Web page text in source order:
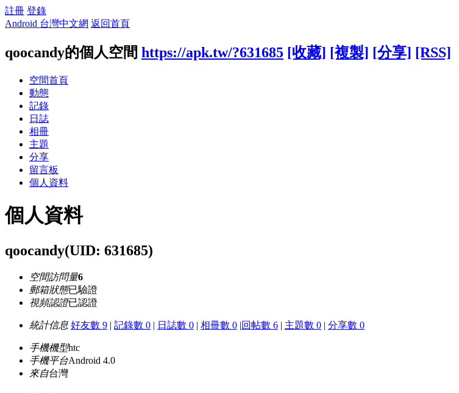
註冊 登錄
Android 台灣中文網 返回首頁
qoocandy的個人空間 https://apk.tw/?631685 [收藏] [複製] [分享] [RSS]
空間首頁
動態
記錄
日誌
相冊
主題
分享
留言板
個人資料
個人資料
qoocandy(UID: 631685)
空間訪問量6
郵箱狀態已驗證
視頻認證已認證
統計信息 好友數 9 | 記錄數 0 | 日誌數 0 | 相冊數 0 |回帖數 6 | 主題數 0 | 分享數 0
手機機型htc
手機平台Android 4.0
來自台灣